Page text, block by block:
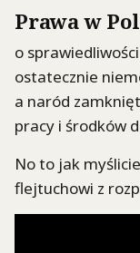
Prawa w
o
ostatecznie
a naród
pracy i środków
No to jak
flejtuchowi z